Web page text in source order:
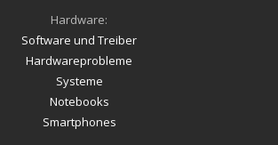
Hardware:
Software und Treiber
Hardwareprobleme
Systeme
Notebooks
Smartphones